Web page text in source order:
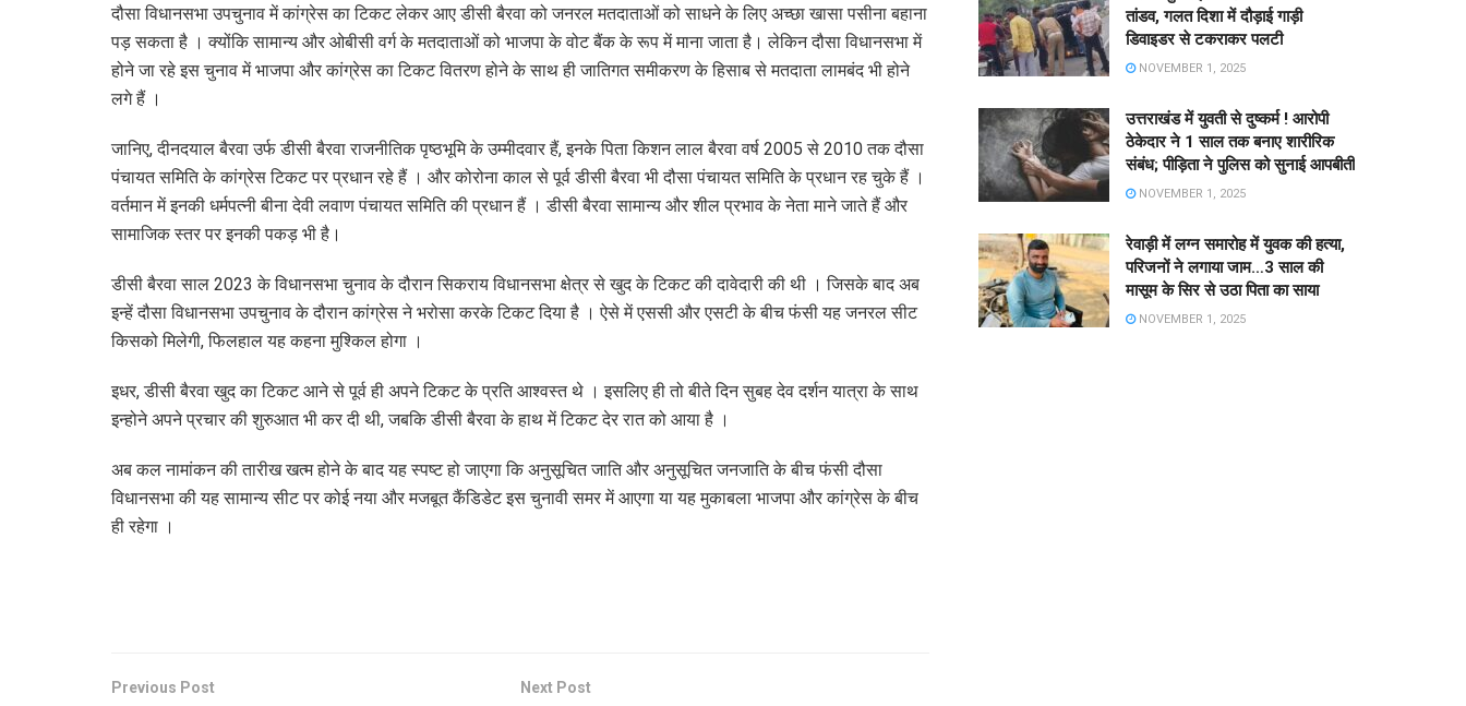
दौसा विधानसभा उपचुनाव में कांग्रेस का टिकट लेकर आए डीसी बैरवा को जनरल मतदाताओं को साधने के लिए अच्छा खासा पसीना बहाना
पड़ सकता है । क्योंकि सामान्य और ओबीसी वर्ग के मतदाताओं को भाजपा के वोट बैंक के रूप में माना जाता है। लेकिन दौसा विधानसभा में
होने जा रहे इस चुनाव में भाजपा और कांग्रेस का टिकट वितरण होने के साथ ही जातिगत समीकरण के हिसाब से मतदाता लामबंद भी होने
लगे हैं ।
जानिए, दीनदयाल बैरवा उर्फ डीसी बैरवा राजनीतिक पृष्ठभूमि के उम्मीदवार हैं, इनके पिता किशन लाल बैरवा वर्ष 2005 से 2010 तक दौसा
पंचायत समिति के कांग्रेस टिकट पर प्रधान रहे हैं । और कोरोना काल से पूर्व डीसी बैरवा भी दौसा पंचायत समिति के प्रधान रह चुके हैं ।
वर्तमान में इनकी धर्मपत्नी बीना देवी लवाण पंचायत समिति की प्रधान हैं । डीसी बैरवा सामान्य और शील प्रभाव के नेता माने जाते हैं और
सामाजिक स्तर पर इनकी पकड़ भी है।
डीसी बैरवा साल 2023 के विधानसभा चुनाव के दौरान सिकराय विधानसभा क्षेत्र से खुद के टिकट की दावेदारी की थी । जिसके बाद अब
इन्हें दौसा विधानसभा उपचुनाव के दौरान कांग्रेस ने भरोसा करके टिकट दिया है । ऐसे में एससी और एसटी के बीच फंसी यह जनरल सीट
किसको मिलेगी, फिलहाल यह कहना मुश्किल होगा ।
इधर, डीसी बैरवा खुद का टिकट आने से पूर्व ही अपने टिकट के प्रति आश्वस्त थे । इसलिए ही तो बीते दिन सुबह देव दर्शन यात्रा के साथ
इन्होने अपने प्रचार की शुरुआत भी कर दी थी, जबकि डीसी बैरवा के हाथ में टिकट देर रात को आया है ।
अब कल नामांकन की तारीख खत्म होने के बाद यह स्पष्ट हो जाएगा कि अनुसूचित जाति और अनुसूचित जनजाति के बीच फंसी दौसा
विधानसभा की यह सामान्य सीट पर कोई नया और मजबूत कैंडिडेट इस चुनावी समर में आएगा या यह मुकाबला भाजपा और कांग्रेस के बीच
ही रहेगा ।
Previous Post Next Post
तांडव, गलत दिशा में दौड़ाई गाड़ी
डिवाइडर से टकराकर पलटी
NOVEMBER 1, 2025
उत्तराखंड में युवती से दुष्कर्म ! आरोपी
ठेकेदार ने 1 साल तक बनाए शारीरिक
संबंध; पीड़िता ने पुलिस को सुनाई आपबीती
NOVEMBER 1, 2025
रेवाड़ी में लग्न समारोह में युवक की हत्या,
परिजनों ने लगाया जाम…3 साल की
मासूम के सिर से उठा पिता का साया
NOVEMBER 1, 2025